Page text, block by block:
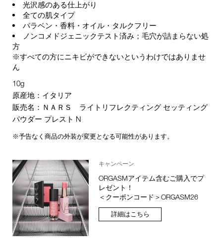
光沢感のある仕上がり
全ての肌タイプ
パラベン・香料・オイル・タルクフリー
ノンコメドジェニックテスト済み；毛穴が詰まらない処
方
※すべての方にニキビができないというわけではありませ
ん
10g
原産地：イタリア
販売名：ＮＡＲＳ ライトリフレクティング セッティング
パウダー プレスト N
※予告なく商品の外装が変更となる可能性があります。
キャンペーン
ORGASMアイテム含むご購入でプ
レゼント！
＜クーポンコード＞ORGASM26
詳細はこちら